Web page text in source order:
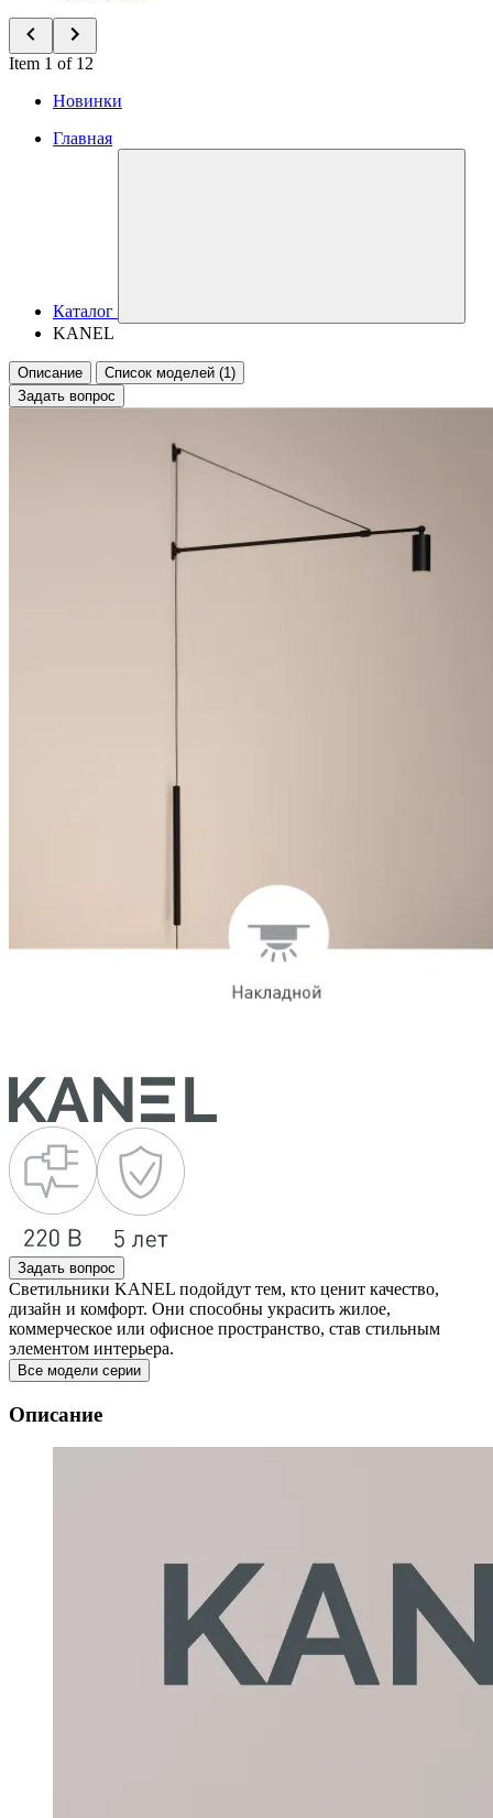
Item 1 of 12
Новинки
Главная
Каталог
KANEL
Описание
Список моделей (1)
Задать вопрос
Задать вопрос
Светильники KANEL подойдут тем, кто ценит качество,
дизайн и комфорт. Они способны украсить жилое,
коммерческое или офисное пространство, став стильным
элементом интерьера.
Все модели серии
Описание